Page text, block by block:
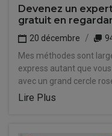
Devenez un
gratuit en
20 décembre
Mes méthodes sont
express autant que
avec un grand cercle
Lire Plus